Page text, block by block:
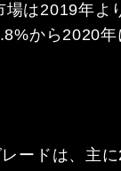
は2019年
から2020
ードは、主